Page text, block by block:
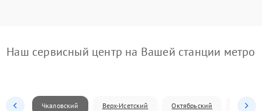
Наш сервисный центр на Вашей станции метро
Чкаловский Верх-Исетский Октябрьский